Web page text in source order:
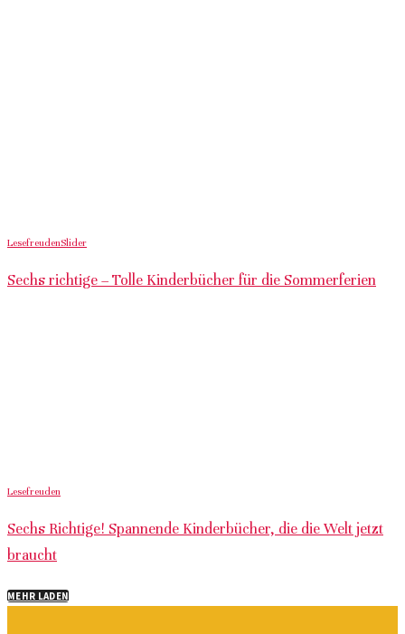
LesefreudenSlider
Sechs richtige – Tolle Kinderbücher für die Sommerferien
Lesefreuden
Sechs Richtige! Spannende Kinderbücher, die die Welt jetzt
braucht
MEHR LADEN